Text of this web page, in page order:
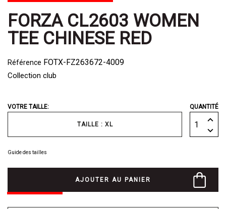
FORZA CL2603 WOMEN
TEE CHINESE RED
Référence FOTX-FZ263672-4009
Collection club
VOTRE TAILLE:
TAILLE : XL
QUANTITÉ
Guide des tailles
AJOUTER AU PANIER